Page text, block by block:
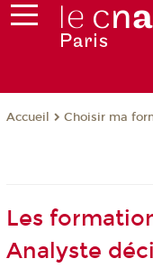
Accueil Choisir ma
Les
Analyste